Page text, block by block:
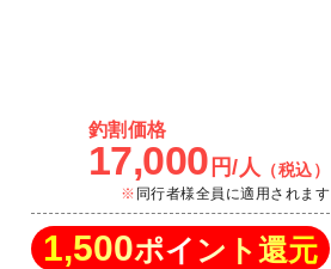
釣割価格
17,000 円/人 （税込）
同行者様全員に適用されます
1,500ポイント還元